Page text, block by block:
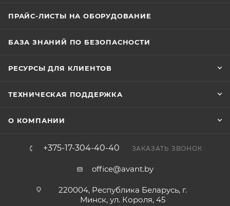
ПРАЙС-ЛИСТЫ НА ОБОРУДОВАНИЕ
БАЗА ЗНАНИЙ ПО БЕЗОПАСНОСТИ
РЕСУРСЫ ДЛЯ КЛИЕНТОВ
ТЕХНИЧЕСКАЯ ПОДДЕРЖКА
О КОМПАНИИ
+375-17-304-40-40 ЗАКАЗАТЬ ЗВОНОК
office@avant.by
220004, Республика Беларусь, г.
Минск, ул. Короля, 45